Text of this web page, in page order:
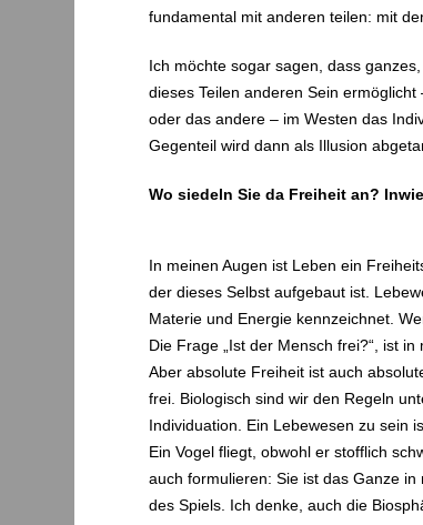
fundamental mit anderen teilen: mit
Ich möchte sogar sagen, dass
dieses Teilen anderen Sein
oder das andere – im Westen das
Gegenteil wird dann als Illusion
Wo siedeln Sie da Freiheit an?
In meinen Augen ist Leben ein
der dieses Selbst aufgebaut ist.
Materie und Energie kennzeichnet.
Die Frage „Ist der Mensch frei?“, ist
Aber absolute Freiheit ist auch
frei. Biologisch sind wir den Regeln
Individuation. Ein Lebewesen zu sein
Ein Vogel fliegt, obwohl er stofflich
auch formulieren: Sie ist das Ganze
des Spiels. Ich denke, auch die